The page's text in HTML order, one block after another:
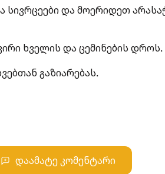
სივრცეები და მოერიდეთ
ხველის და ცემინების დროს.
გაზიარებას.
დაამატე კომენტარი